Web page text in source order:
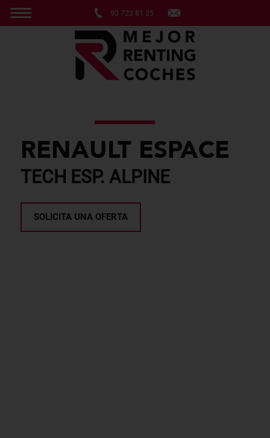
93 723 81 25
RENAULT ESPACE
TECH ESP. ALPINE
SOLICITA UNA OFERTA